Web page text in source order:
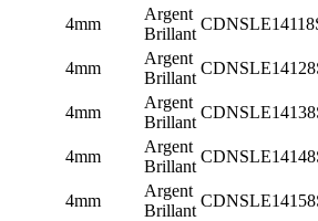
4mm
Argent
Brillant
4mm
Argent
Brillant
4mm
Argent
Brillant
4mm
Argent
Brillant
4mm
Argent
Brillant